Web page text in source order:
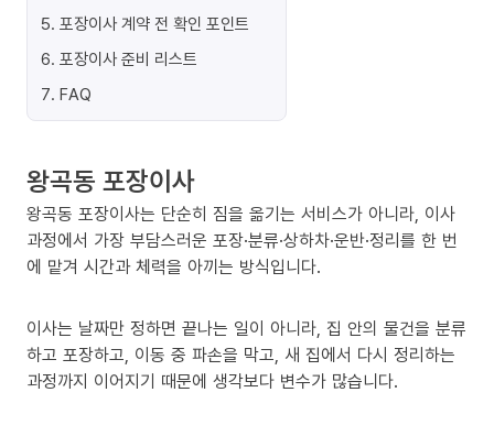
5. 포장이사 계약 전 확인 포인트
6. 포장이사 준비 리스트
7. FAQ
왕곡동 포장이사
왕곡동 포장이사는 단순히 짐을 옮기는 서비스가 아니라, 이사
과정에서 가장 부담스러운 포장·분류·상하차·운반·정리를 한 번
에 맡겨 시간과 체력을 아끼는 방식입니다.
이사는 날짜만 정하면 끝나는 일이 아니라, 집 안의 물건을 분류
하고 포장하고, 이동 중 파손을 막고, 새 집에서 다시 정리하는
과정까지 이어지기 때문에 생각보다 변수가 많습니다.